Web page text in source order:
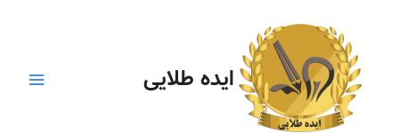
ایده طلایی